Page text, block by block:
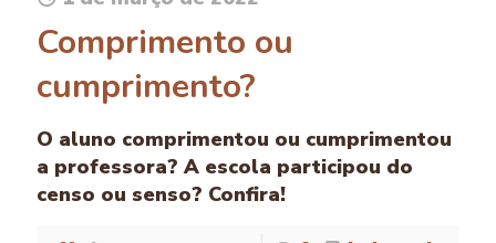
Comprimento ou
cumprimento?
O aluno comprimentou ou cumprimentou
a professora? A escola participou do
censo ou senso? Confira!